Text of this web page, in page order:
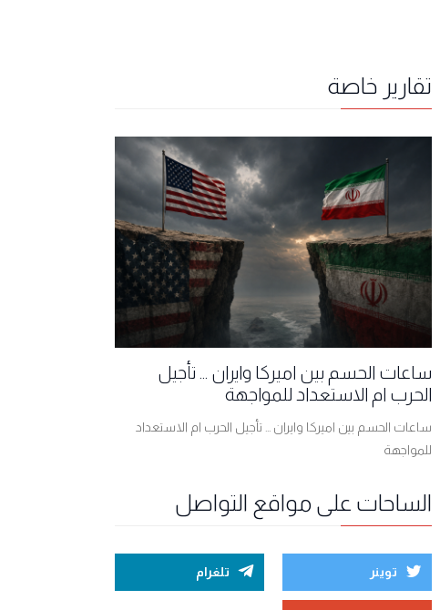
تقارير خاصة
ساعات الحسم بين اميركا وايران ... تأجيل
الحرب ام الاستعداد للمواجهة
ساعات الحسم بين اميركا وايران ... تأجيل الحرب ام الاستعداد
للمواجهة
الساحات على مواقع التواصل
توينر تلغرام